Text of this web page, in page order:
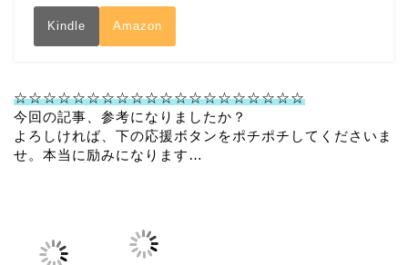
Kindle Amazon
☆☆☆☆☆☆☆☆☆☆☆☆☆☆☆☆☆☆☆☆
今回の記事、参考になりましたか？
よろしければ、下の応援ボタンをポチポチしてくださいま
せ。本当に励みになります…